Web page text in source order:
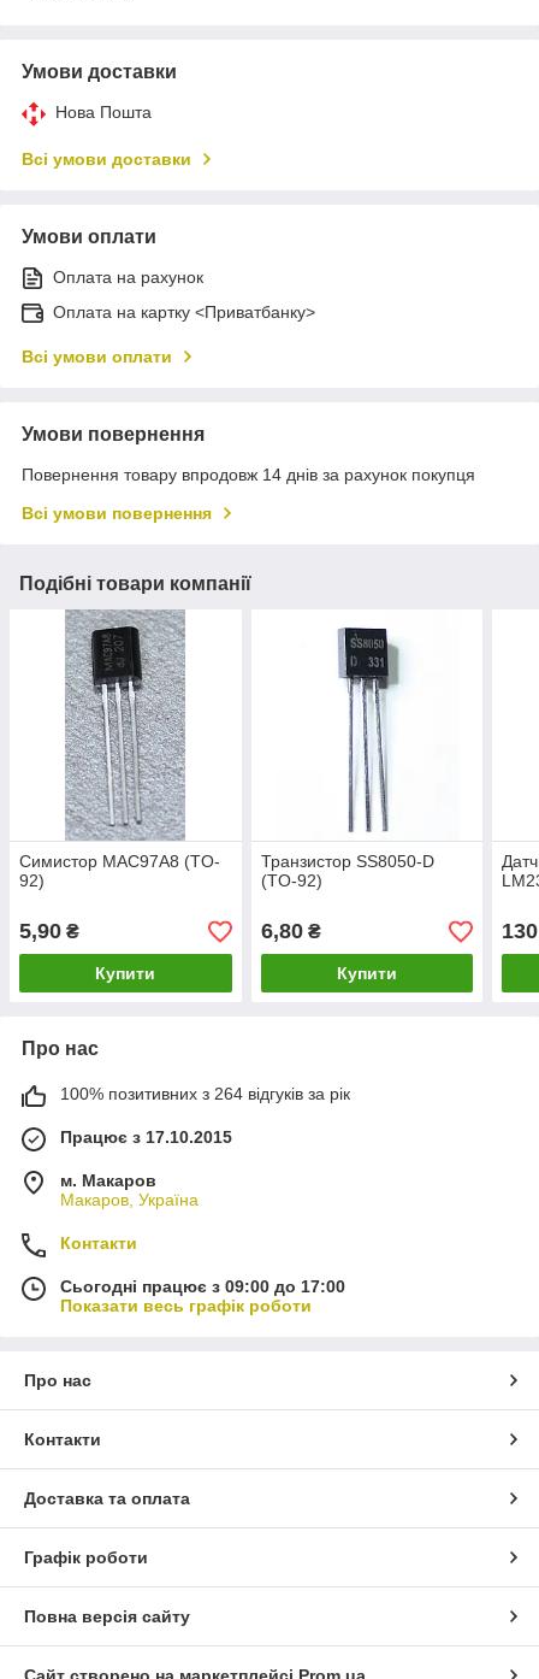
Умови доставки
Нова Пошта
Всі умови доставки
Умови оплати
Оплата на рахунок
Оплата на картку <Приватбанку>
Всі умови оплати
Умови повернення
Повернення товару впродовж 14 днів за рахунок покупця
Всі умови повернення
Подібні товари компанії
Cимистор MAC97A8 (TO-
92)
5,90 ₴
Купити
Транзистор SS8050-D
(TO-92)
6,80₴
Купити
Про нас
100% позитивних з 264 відгуків за рік
Працює з 17.10.2015
м. Макаров
Макаров, Україна
Контакти
Сьогодні працює з 09:00 до 17:00
Показати весь графік роботи
Про нас
Контакти
Доставка та оплата
Графік роботи
Повна версія сайту